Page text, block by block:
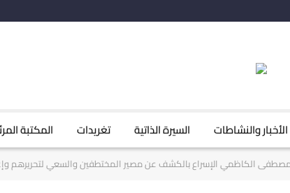
الأخبار والنشاطات السيرة الذاتية تغريدات المكتبة
الكاظمي‬⁩ الإسراع بالكشف عن مصير المختطفين والسعي لتحريرهم